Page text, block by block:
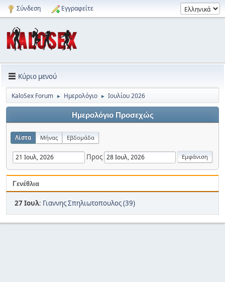
Σύνδεση Εγγραφείτε
Κύριο μενού
KaloSex Forum ► Ημερολόγιο ► Ιουλίου 2026
Ημερολόγιο Προσεχώς
Λίστα Μήνας Εβδομάδα
Προς
Γενέθλια
27 Ιουλ: Γιαννης Σπηλιωτοπουλος (39)